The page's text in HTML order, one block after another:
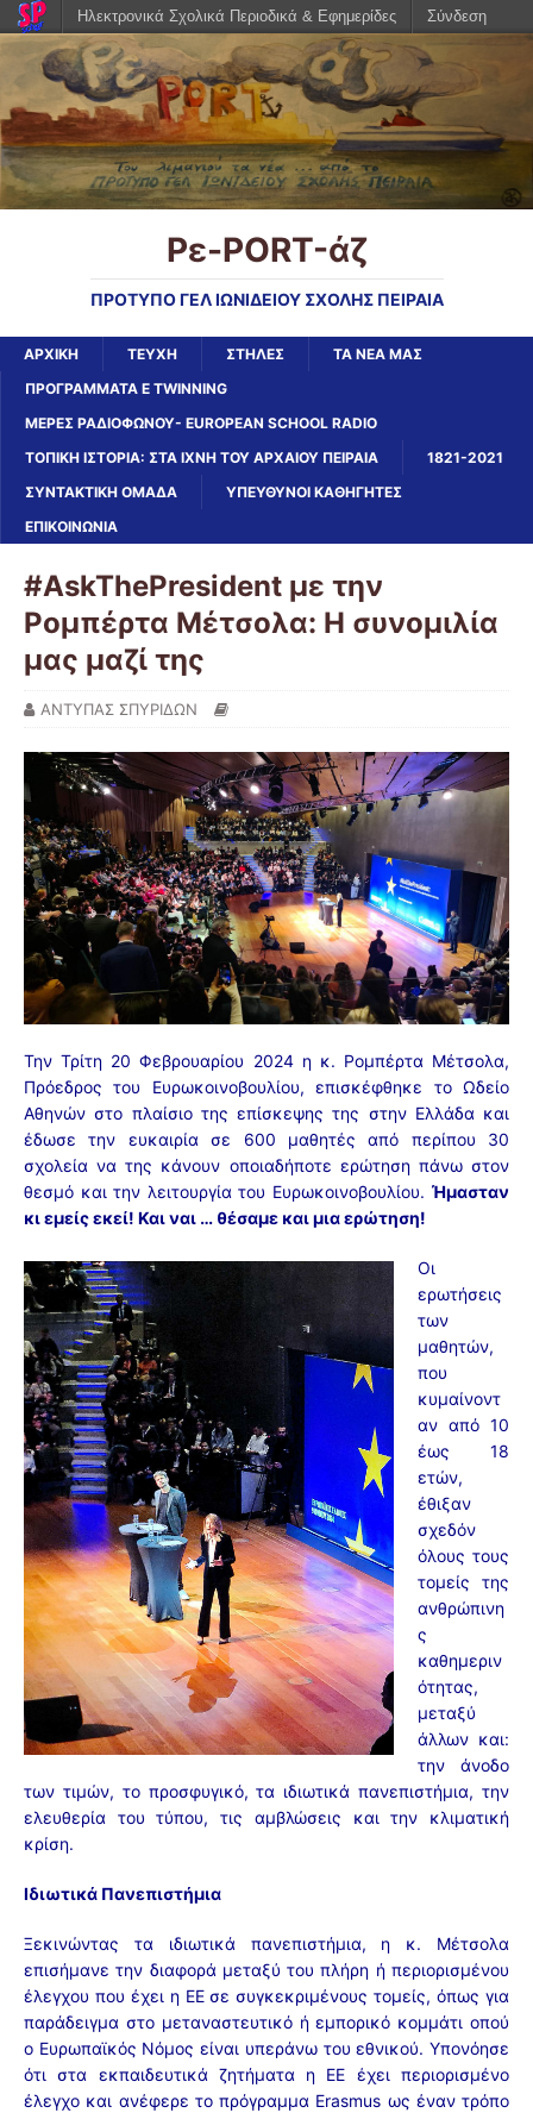
Ρε-PORT-άζ
ΠΡΟΤΥΠΟ ΓΕΛ ΙΩΝΙΔΕΙΟΥ ΣΧΟΛΗΣ ΠΕΙΡΑΙΑ
ΑΡΧΙΚΉ ΤΕΥΧΗ ΣΤΗΛΕΣ
ΤΑ ΝΕΑ ΜΑΣ
ΠΡΟΓΡΑΜΜΑΤΑ E TWINNING
ΜΕΡΕΣ ΡΑΔΙΟΦΩΝΟΥ- EUROPEAN SCHOOL RADIO
ΤΟΠΙΚΗ ΙΣΤΟΡΙΑ: ΣΤΑ ΙΧΝΗ ΤΟΥ ΑΡΧΑΙΟΥ ΠΕΙΡΑΙΑ
1821-2021
ΣΥΝΤΑΚΤΙΚΗ ΟΜΑΔΑ
ΥΠΕΥΘΥΝΟΙ ΚΑΘΗΓΗΤΕΣ
ΕΠΙΚΟΙΝΩΝΙΑ
#AskThePresident με την
Ρομπέρτα Μέτσολα: Η συνομιλία
μας μαζί της
ΑΝΤΥΠΑΣ ΣΠΥΡΙΔΩΝ
Την Τρίτη 20 Φεβρουαρίου 2024 η κ. Ρομπέρτα Μέτσολα,
Πρόεδρος του Ευρωκοινοβουλίου, επισκέφθηκε το Ωδείο
Αθηνών στο πλαίσιο της επίσκεψης της στην Ελλάδα και
έδωσε την ευκαιρία σε 600 μαθητές από περίπου 30
σχολεία να της κάνουν οποιαδήποτε ερώτηση πάνω στον
θεσμό και την λειτουργία του Ευρωκοινοβουλίου. Ήμασταν
κι εμείς εκεί! Και ναι … θέσαμε και μια ερώτηση!
Οι
ερωτήσεις
των
μαθητών,
που
κυμαίνοντ
αν από 10
έως 18
ετών,
έθιξαν
σχεδόν
όλους τους
τομείς της
ανθρώπινη
ς
καθημεριν
ότητας,
μεταξύ
άλλων και:
την άνοδο
των τιμών, το προσφυγικό, τα ιδιωτικά πανεπιστήμια, την
ελευθερία του τύπου, τις αμβλώσεις και την κλιματική
κρίση.
Ιδιωτικά Πανεπιστήμια
Ξεκινώντας τα ιδιωτικά πανεπιστήμια, η κ. Μέτσολα
επισήμανε την διαφορά μεταξύ του πλήρη ή περιορισμένου
έλεγχου που έχει η ΕΕ σε συγκεκριμένους τομείς, όπως για
παράδειγμα στο μεταναστευτικό ή εμπορικό κομμάτι οπού
ο Ευρωπαϊκός Νόμος είναι υπεράνω του εθνικού. Υπονόησε
ότι στα εκπαιδευτικά ζητήματα η ΕΕ έχει περιορισμένο
έλεγχο και ανέφερε το πρόγραμμα Erasmus ως έναν τρόπο
Ηλεκτρονικά Σχολικά Περιοδικά & Εφημερίδες Σύνδεση